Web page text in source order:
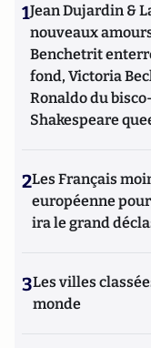
1Jean Dujardin &
nouveaux
Benchetrit
fond, Victoria
Ronaldo du
Shakespeare
2Les Français
européenne
ira le grand
3Les villes
monde